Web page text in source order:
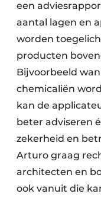
een
aantal lagen en
worden
producten
Bijvoorbeeld
chemicaliën
kan de
beter adviseren
zekerheid en
Arturo graag
architecten en
ook vanuit die